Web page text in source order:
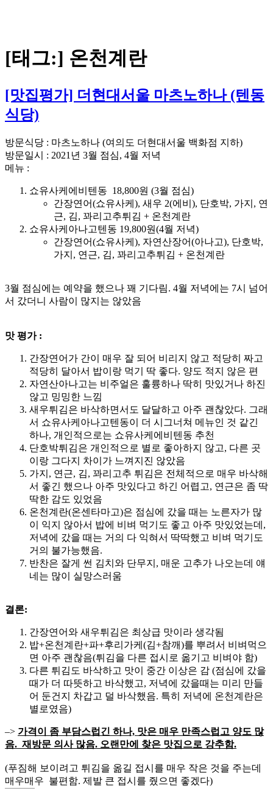
[태그:] 온천계란
[맛집평가] 더현대서울 마츠노하나 (텐동
식당)
방문식당 : 마츠노하나 (여의도 더현대서울 백화점 지하)
방문일시 : 2021년 3월 점심, 4월 저녁
메뉴 :
쇼유사케에비텐동 18,800원 (3월 점심)
간장연어(쇼유사케), 새우 2(에비), 단호박, 가지, 연
근, 김, 꽈리고추튀김 + 온천계란
쇼유사케아나고텐동 19,800원(4월 저녁)
간장연어(쇼유사케), 자연산장어(아나고), 단호박,
가지, 연근, 김, 꽈리고추튀김 + 온천계란
3월 점심에는 예약을 했으나 꽤 기다림. 4월 저녁에는 7시 넘어
서 갔더니 사람이 많지는 않았음
맛 평가 :
간장연어가 간이 매우 잘 되어 비리지 않고 적당히 짜고
적당히 달아서 밥이랑 먹기 딱 좋다. 양도 적지 않은 편
자연산아나고는 비주얼은 훌륭하나 딱히 맛있거나 하진
않고 밍밍한 느낌
새우튀김은 바삭하면서도 달달하고 아주 괜찮았다. 그래
서 쇼유사케아나고텐동이 더 시그너쳐 메뉴인 것 같긴
하나, 개인적으로는 쇼유사케에비텐동 추천
단호박튀김은 개인적으로 별로 좋아하지 않고, 다른 곳
이랑 그다지 차이가 느껴지진 않았음
가지, 연근, 김, 꽈리고추 튀김은 전체적으로 매우 바삭해
서 좋긴 했으나 아주 맛있다고 하긴 어렵고, 연근은 좀 딱
딱한 감도 있었음
온천계란(온센타마고)은 점심에 갔을 때는 노른자가 많
이 익지 않아서 밥에 비벼 먹기도 좋고 아주 맛있었는데,
저녁에 갔을 때는 거의 다 익혀서 딱딱했고 비벼 먹기도
거의 불가능했음.
반찬은 잘게 썬 김치와 단무지, 매운 고추가 나오는데 얘
네는 많이 실망스러움
결론:
간장연어와 새우튀김은 최상급 맛이라 생각됨
밥+온천계란+파+후리가케(김+참깨)를 뿌려서 비벼먹으
면 아주 괜찮음(튀김을 다른 접시로 옮기고 비벼야 함)
다른 튀김도 바삭하고 맛이 중간 이상은 감 (점심에 갔을
때가 더 따뜻하고 바삭했고, 저녁에 갔을때는 미리 만들
어 둔건지 차갑고 덜 바삭했음. 특히 저녁에 온천계란은
별로였음)
–> 가격이 좀 부담스럽긴 하나, 맛은 매우 만족스럽고 양도 많
음. 재방문 의사 많음. 오랜만에 찾은 맛집으로 강추함.
(푸짐해 보이려고 튀김을 옮길 접시를 매우 작은 것을 주는데
매우매우 불편함. 제발 큰 접시를 줬으면 좋겠다)